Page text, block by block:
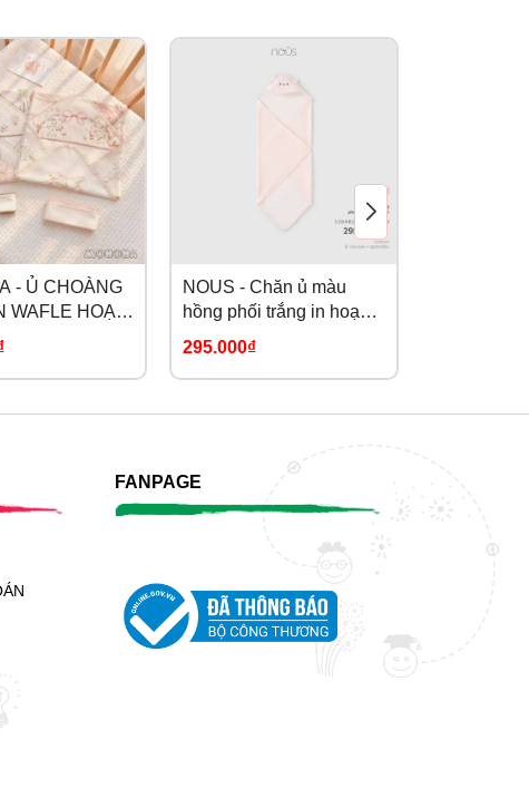
- Ủ CHOÀNG
WAFLE HOẠ
NOUS - Chăn ủ màu
hồng phối trắng in hoạ
tiết
295.000₫
FANPAGE